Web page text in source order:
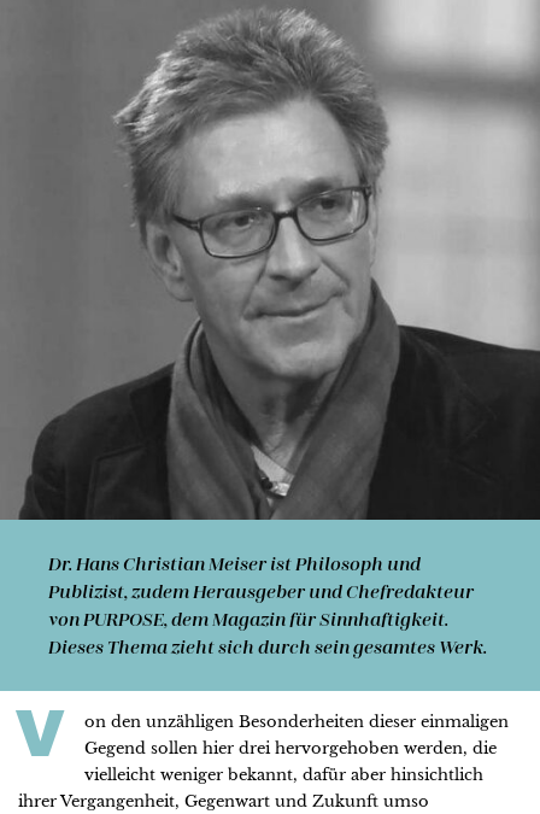
Dr. Hans Christian Meiser ist Philosoph und
Publizist, zudem Herausgeber und Chefredakteur
von PURPOSE, dem Magazin für Sinnhaftigkeit.
Dieses Thema zieht sich durch sein gesamtes Werk.
V
on den unzähligen Besonderheiten dieser einmaligen
Gegend sollen hier drei hervorgehoben werden, die
vielleicht weniger bekannt, dafür aber hinsichtlich
ihrer Vergangenheit, Gegenwart und Zukunft umso